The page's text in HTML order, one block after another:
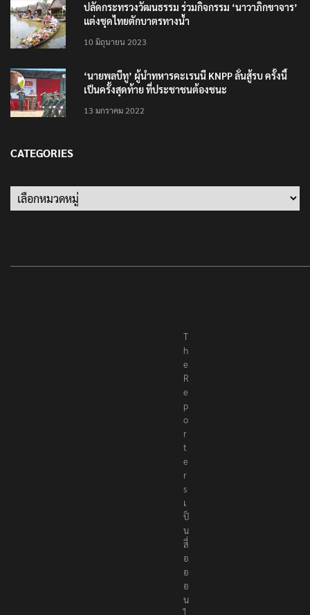
ปลัดกระทรวงวัฒนธรรม ร่วมกิจกรรม ‘นาวาภิกขาจาร’
แต่งชุดไทยตักบาตรทางน้ำ
10 มิถุนายน 2023
‘นายพลบีทู’ ผู้นำทหารคะเรนนี KNPP ลั่นสู้รบ ครั้งนี้
เป็นครั้งสุดท้าย ที่ประชาชนต้องชนะ
13 มกราคม 2022
CATEGORIES
Categories
T
h
e
R
e
p
o
r
t
e
r
s
เ
ป็
น
สื่
อ
อ
อ
น